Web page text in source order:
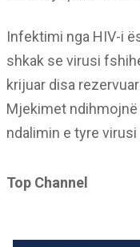
Infektimi nga HIV-i
shkak se virusi
krijuar disa
Mjekimet ndihmojnë
ndalimin e tyre
Top Channel